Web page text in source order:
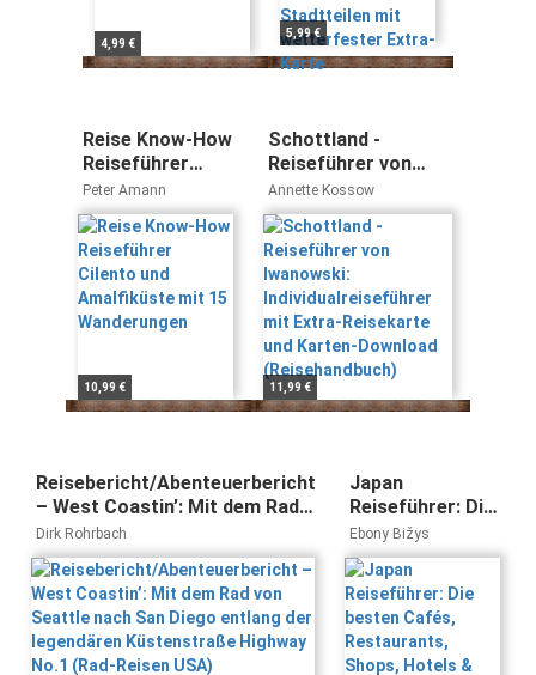
4,99 €
5,99 €
Reise Know-How
Reiseführer
Cilento und
Amalfiküste mit
15 Wanderungen
Peter Amann
10,99 €
Schottland -
Reiseführer von
Iwanowski:
Individualreiseführer
mit Extra-
Reisekarte und
Karten-Download
(Reisehandbuch)
Annette Kossow
11,99 €
Reisebericht/Abenteuerbericht
– West Coastin’: Mit dem Rad
von Seattle nach San Diego
entlang der legendären
Küstenstraße Highway No.1
(Rad-Reisen USA)
Dirk Rohrbach
Japan
Reiseführer: Die
besten Cafés,
Restaurants,
Shops, Hotels &
Kulturtipps in 16
Städten. Mit
einzigartigen
Ebony Bižys